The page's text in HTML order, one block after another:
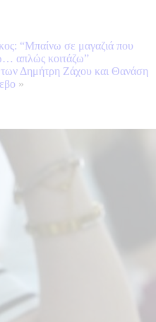
“Μπαίνω σε μαγαζιά που
απλώς κοιτάζω”
Δημήτρη Ζάχου και Θανάση
»